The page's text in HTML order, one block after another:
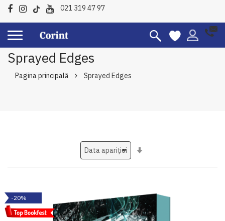
021 319 47 97
Sprayed Edges
Pagina principală Sprayed Edges
-20%